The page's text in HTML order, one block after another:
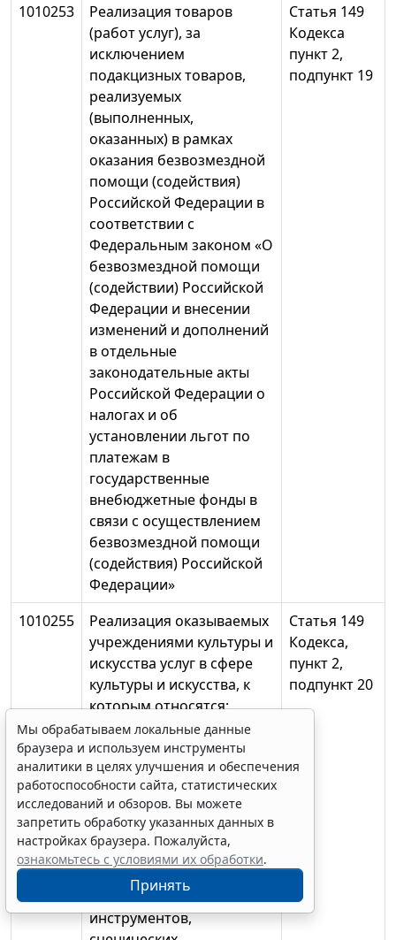
1010253
Реализация товаров
(работ услуг), за
исключением
подакцизных товаров,
реализуемых
(выполненных,
оказанных) в рамках
оказания безвозмездной
помощи (содействия)
Российской Федерации в
соответствии с
Федеральным законом «О
безвозмездной помощи
(содействии) Российской
Федерации и внесении
изменений и дополнений
в отдельные
законодательные акты
Российской Федерации о
налогах и об
установлении льгот по
платежам в
государственные
внебюджетные фонды в
связи с осуществлением
безвозмездной помощи
(содействия) Российской
Федерации»
Статья 149
Кодекса
пункт 2,
подпункт 19
1010255
Реализация оказываемых
учреждениями культуры и
искусства услуг в сфере
культуры и искусства, к
которым относятся:
услуги по
предоставлению
напрокат аудио-,
видеоносителей из
фондов указанных
учреждений,
звукотехнического
оборудования,
музыкальных
инструментов,
Статья 149
Кодекса,
пункт 2,
подпункт 20
Мы обрабатываем локальные данные
браузера и используем инструменты
аналитики в целях улучшения и обеспечения
работоспособности сайта, статистических
исследований и обзоров. Вы можете
запретить обработку указанных данных в
настройках браузера. Пожалуйста,
ознакомьтесь с условиями их обработки.
Принять